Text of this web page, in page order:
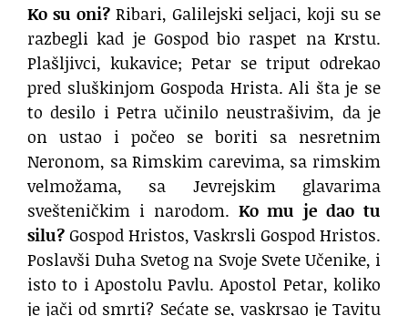
Ko su oni?Ribari, Galilejski seljaci, koji su se
razbegli kad je Gospod bio raspet na Krstu.
Plašljivci, kukavice; Petar se triput odrekao
pred sluškinjom Gospoda Hrista. Ali šta je se
to desilo i Petra učinilo neustrašivim, da je
on ustao i počeo se boriti sa nesretnim
Neronom, sa Rimskim carevima, sa rimskim
velmožama, sa Jevrejskim glavarima
svešteničkim i narodom. Ko mu je dao tu
silu?Gospod Hristos, Vaskrsli Gospod Hristos.
Poslavši Duha Svetog na Svoje Svete Učenike, i
isto to i Apostolu Pavlu. Apostol Petar, koliko
je jači od smrti? Sećate se, vaskrsao je Tavitu